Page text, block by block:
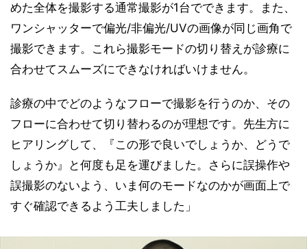
めた全体を撮影する通常撮影が1台でできます。また、
ワンシャッターで偏光/非偏光/UVの画像が同じ画角で
撮影できます。これら撮影モードの切り替えが診療に
合わせてスムーズにできなければいけません。
診療の中でどのようなフローで撮影を行うのか、その
フローに合わせて切り替わるのが理想です。先生方に
ヒアリングして、『この形で良いでしょうか、どうで
しょうか』と何度も足を運びました。さらに誤操作や
誤撮影のないよう、いま何のモードなのかが画面上で
すぐ確認できるよう工夫しました」